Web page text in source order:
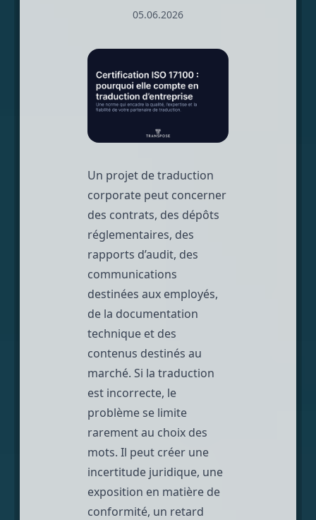
05.06.2026
Un projet de traduction
corporate peut concerner
des contrats, des dépôts
réglementaires, des
rapports d’audit, des
communications
destinées aux employés,
de la documentation
technique et des
contenus destinés au
marché. Si la traduction
est incorrecte, le
problème se limite
rarement au choix des
mots. Il peut créer une
incertitude juridique, une
exposition en matière de
conformité, un retard